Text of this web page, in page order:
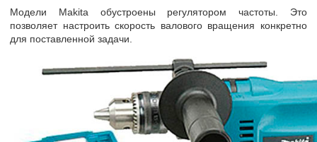
Модели Makita обустроены регулятором частоты. Это
позволяет настроить скорость валового вращения конкретно
для поставленной задачи.